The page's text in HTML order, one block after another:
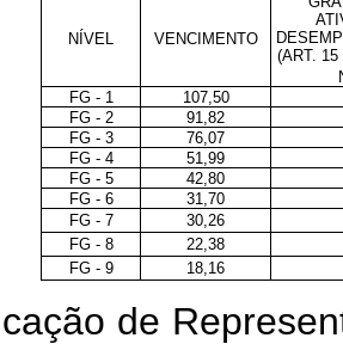
NÍVEL VENCIMENTO
(ART.
FG - 1
107,50
FG - 2
91,82
FG - 3
76,07
FG - 4
51,99
FG - 5
42,80
FG - 6
31,70
FG - 7
30,26
FG - 8
22,38
FG - 9
18,16
de